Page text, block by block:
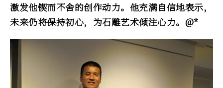
激发他锲而不舍的创作动力。他充满自信地表示，
未来仍将保持初心，为石雕艺术倾注心力。 @*